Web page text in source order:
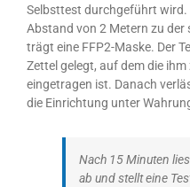
Selbsttest durchgeführt wird.
Abstand von 2 Metern zu der
trägt eine FFP2-Maske. Der
Zettel gelegt, auf dem die
eingetragen ist. Danach
die Einrichtung unter
Nach 15 Minuten
ab und stellt eine